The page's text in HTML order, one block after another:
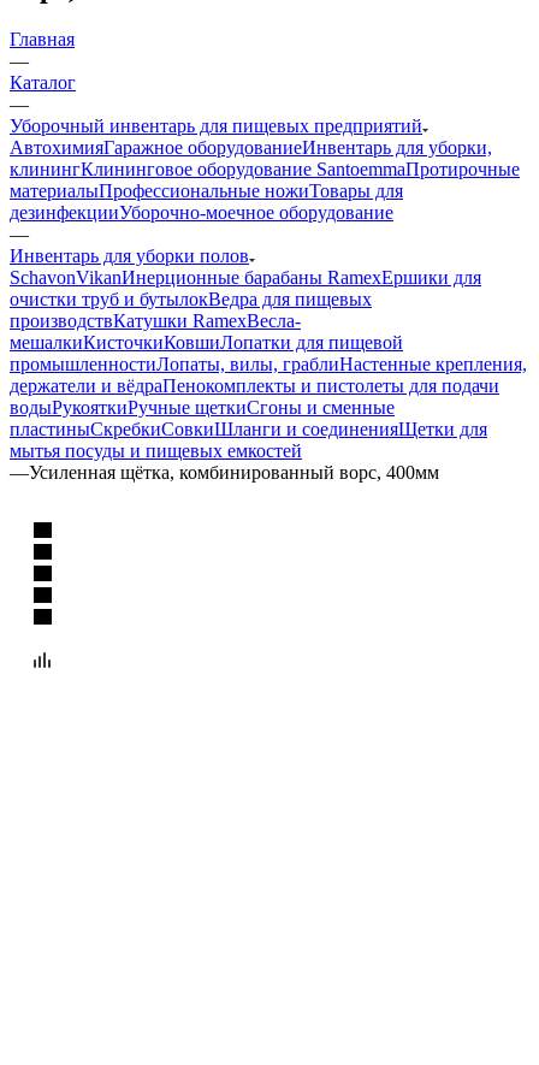
Главная
—
Каталог
—
Уборочный инвентарь для пищевых предприятий
АвтохимияГаражное оборудованиеИнвентарь для уборки,
клинингКлининговое оборудование SantoemmaПротирочные
материалыПрофессиональные ножиТовары для
дезинфекцииУборочно-моечное оборудование
—
Инвентарь для уборки полов
SchavonVikanИнерционные барабаны RamexЕршики для
очистки труб и бутылокВедра для пищевых
производствКатушки RamexВесла-
мешалкиКисточкиКовшиЛопатки для пищевой
промышленностиЛопаты, вилы, граблиНастенные крепления,
держатели и вёдраПенокомплекты и пистолеты для подачи
водыРукояткиРучные щеткиСгоны и сменные
пластиныСкребкиСовкиШланги и соединенияЩетки для
мытья посуды и пищевых емкостей
—Усиленная щётка, комбинированный ворс, 400мм